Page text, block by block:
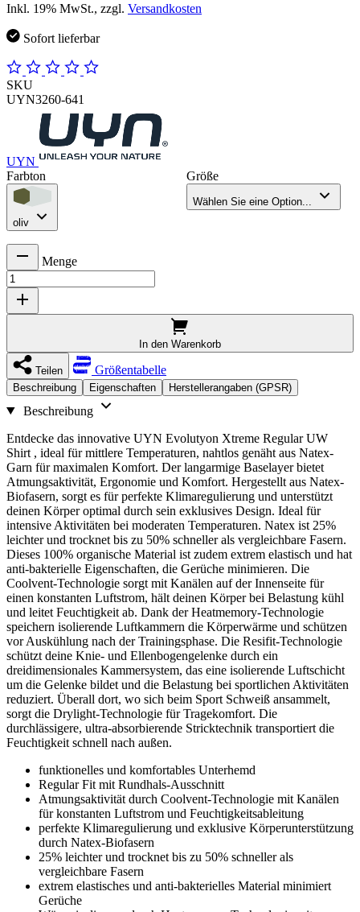
Inkl. 19% MwSt., zzgl. Versandkosten
Sofort lieferbar
SKU
UYN3260-641
UYN
Farbton
oliv
Größe
Wählen Sie eine Option...
Menge
In den Warenkorb
Teilen Größentabelle
Beschreibung Eigenschaften Herstellerangaben (GPSR)
Beschreibung
Entdecke das innovative UYN Evolutyon Xtreme Regular UW
Shirt , ideal für mittlere Temperaturen, nahtlos genäht aus Natex-
Garn für maximalen Komfort. Der langarmige Baselayer bietet
Atmungsaktivität, Ergonomie und Komfort. Hergestellt aus Natex-
Biofasern, sorgt es für perfekte Klimaregulierung und unterstützt
deinen Körper optimal durch sein exklusives Design. Ideal für
intensive Aktivitäten bei moderaten Temperaturen. Natex ist 25%
leichter und trocknet bis zu 50% schneller als vergleichbare Fasern.
Dieses 100% organische Material ist zudem extrem elastisch und hat
anti-bakterielle Eigenschaften, die Gerüche minimieren. Die
Coolvent-Technologie sorgt mit Kanälen auf der Innenseite für
einen konstanten Luftstrom, hält deinen Körper bei Belastung kühl
und leitet Feuchtigkeit ab. Dank der Heatmemory-Technologie
speichern isolierende Luftkammern die Körperwärme und schützen
vor Auskühlung nach der Trainingsphase. Die Resifit-Technologie
schützt deine Knie- und Ellenbogengelenke durch ein
dreidimensionales Kammersystem, das eine isolierende Luftschicht
um die Gelenke bildet und die Belastung bei sportlichen Aktivitäten
reduziert. Überall dort, wo sich beim Sport Schweiß ansammelt,
sorgt die Drylight-Technologie für Tragekomfort. Die
durchlässigere, ultra-absorbierende Stricktechnik transportiert die
Feuchtigkeit schnell nach außen.
funktionelles und komfortables Unterhemd
Regular Fit mit Rundhals-Ausschnitt
Atmungsaktivität durch Coolvent-Technologie mit Kanälen
für konstanten Luftstrom und Feuchtigkeitsableitung
perfekte Klimaregulierung und exklusive Körperunterstützung
durch Natex-Biofasern
25% leichter und trocknet bis zu 50% schneller als
vergleichbare Fasern
extrem elastisches und anti-bakterielles Material minimiert
Gerüche